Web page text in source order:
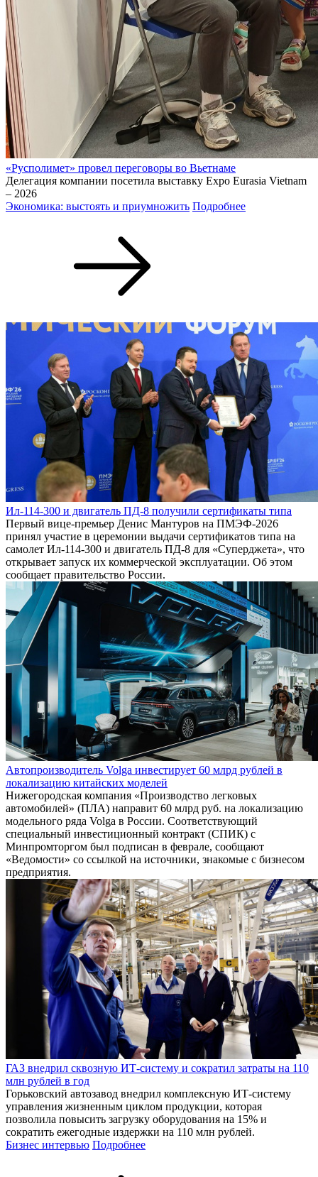
«Русполимет» провел переговоры во Вьетнаме
Делегация компании посетила выставку Expo Eurasia Vietnam
– 2026
Экономика: выстоять и приумножить Подробнее
Ил-114-300 и двигатель ПД-8 получили сертификаты типа
Первый вице-премьер Денис Мантуров на ПМЭФ-2026
принял участие в церемонии выдачи сертификатов типа на
самолет Ил-114-300 и двигатель ПД-8 для «Суперджета», что
открывает запуск их коммерческой эксплуатации. Об этом
сообщает правительство России.
Автопроизводитель Volga инвестирует 60 млрд рублей в
локализацию китайских моделей
Нижегородская компания «Производство легковых
автомобилей» (ПЛА) направит 60 млрд руб. на локализацию
модельного ряда Volga в России. Соответствующий
специальный инвестиционный контракт (СПИК) с
Минпромторгом был подписан в феврале, сообщают
«Ведомости» со ссылкой на источники, знакомые с бизнесом
предприятия.
ГАЗ внедрил сквозную ИТ-систему и сократил затраты на 110
млн рублей в год
Горьковский автозавод внедрил комплексную ИТ-систему
управления жизненным циклом продукции, которая
позволила повысить загрузку оборудования на 15% и
сократить ежегодные издержки на 110 млн рублей.
Бизнес интервью Подробнее